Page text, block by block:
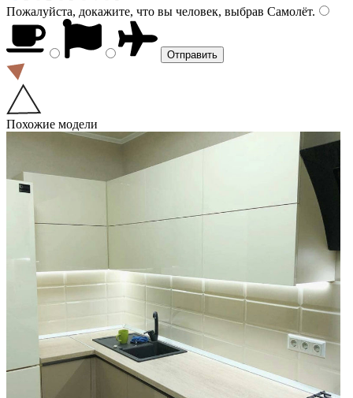
Пожалуйста, докажите, что вы человек, выбрав Самолёт.
Похожие модели